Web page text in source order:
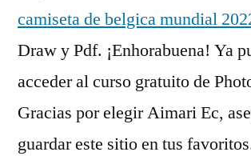
camiseta de belgica mundial
Draw y Pdf. ¡Enhorabuena! Ya
acceder al curso gratuito de
Gracias por elegir Aimari Ec,
guardar este sitio en tus